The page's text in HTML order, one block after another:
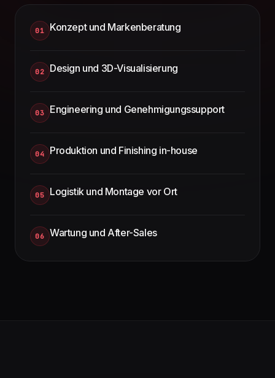
01 Konzept und Markenberatung
02 Design und 3D-Visualisierung
03 Engineering und Genehmigungssupport
04 Produktion und Finishing in-house
05 Logistik und Montage vor Ort
06 Wartung und After-Sales